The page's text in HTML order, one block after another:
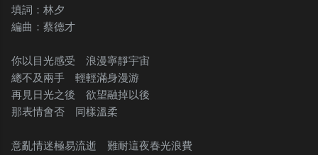
填詞：林夕
編曲：蔡德才
你以目光感受 浪漫寧靜宇宙
總不及兩手 輕輕滿身漫游
再見日光之後 欲望融掉以後
那表情會否 同樣溫柔
意亂情迷極易流逝 難耐這夜春光浪費